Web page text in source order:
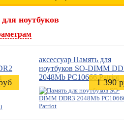
ноутбуков
аксессуар Память для
ноутбуков SO-DIMM
2048Mb PC10666 Patriot
1 390